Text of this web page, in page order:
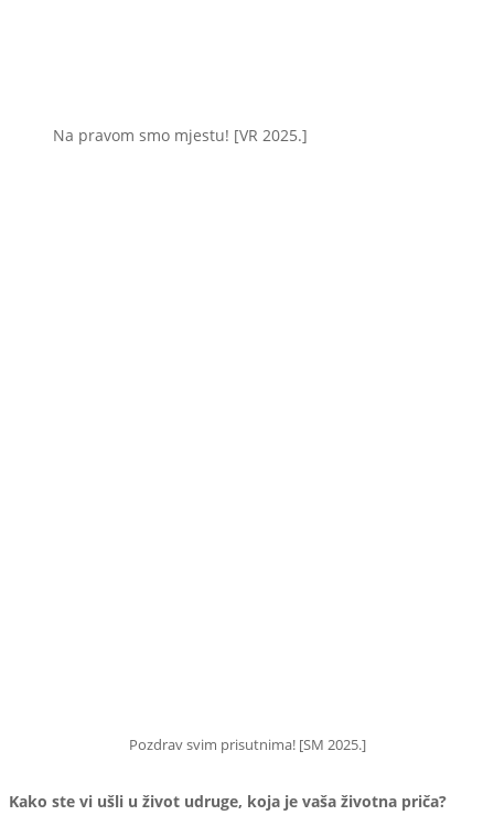
Na pravom smo mjestu! [VR 2025.]
Pozdrav svim prisutnima! [SM 2025.]
Kako ste vi ušli u život udruge, koja je vaša životna priča?